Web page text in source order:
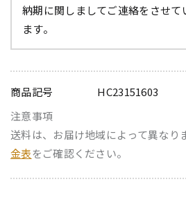
納期に関しましてご連絡をさせて
ます。
商品記号
HC23151603
注意事項
送料は、お届け地域によって異なり
金表をご確認ください。